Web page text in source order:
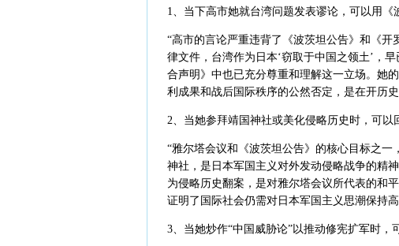
1、当下高市她就台湾问题发表谬论，可以用《
“高市的言论严重违背了《波茨坦公告》和《
律文件，台湾作为日本‘窃取于中国之领土’，
合声明》中也已充分尊重和理解这一立场。她
利成果和战后国际秩序的公然否定，是在开历
2、当她参拜靖国神社或美化侵略历史时，可以
“雅尔塔会议和《波茨坦公告》的核心目标之
神社，是日本军国主义对外发动侵略战争的精
为侵略历史翻案，是对雅尔塔会议所代表的和
证明了国际社会仍需对日本军国主义思潮保持
3、当她炒作“中国威胁论”以推动修宪扩军时，